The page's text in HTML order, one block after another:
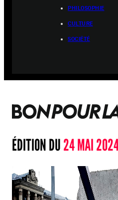
PHILOSOPHIE
CULTURE
SOCIÉTÉ
ÉDITION DU24 MAI